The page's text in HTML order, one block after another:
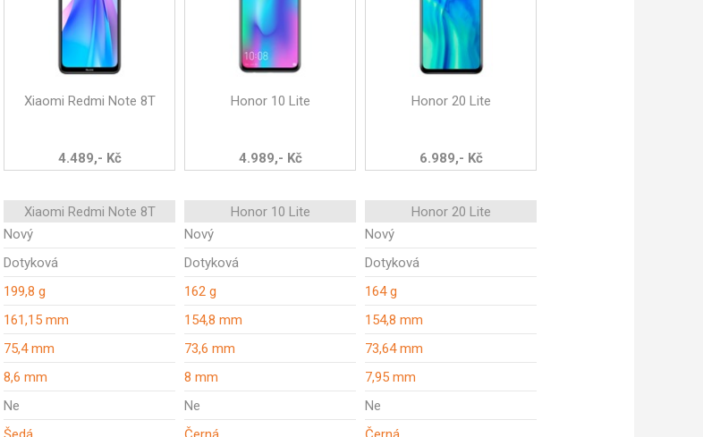
Xiaomi Redmi Note 8T
4.489,- Kč
Honor 10 Lite
4.989,- Kč
Honor 20 Lite
6.989,- Kč
Xiaomi Redmi Note 8T Honor 10 Lite
Honor 20 Lite
Nový Nový
Nový
Dotyková Dotyková
Dotyková
199,8 g 162 g
164 g
161,15 mm 154,8 mm
154,8 mm
75,4 mm 73,6 mm
73,64 mm
8,6 mm 8 mm
7,95 mm
Ne Ne
Ne